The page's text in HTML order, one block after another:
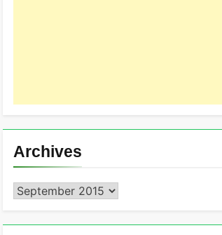
Archives
Archives